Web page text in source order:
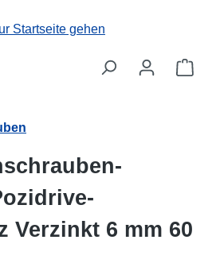
Verzinkt 6 mm 60